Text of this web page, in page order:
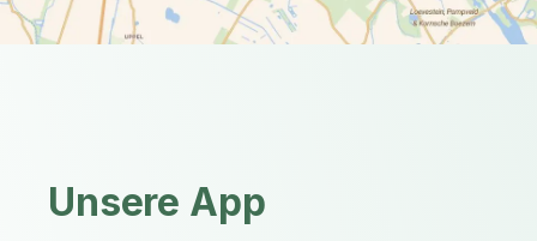
Unsere App